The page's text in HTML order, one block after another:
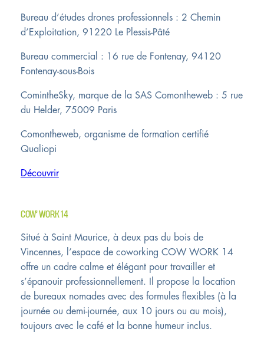
Bureau d’études drones professionnels : 2 Chemin
d’Exploitation, 91220 Le Plessis-Pâté
Bureau commercial : 16 rue de Fontenay, 94120
Fontenay-sous-Bois
ComintheSky, marque de la SAS Comontheweb : 5 rue
du Helder, 75009 Paris
Comontheweb, organisme de formation certifié
Qualiopi
Découvrir
COW’ WORK 14
Situé à Saint Maurice, à deux pas du bois de
Vincennes, l’espace de coworking COW WORK 14
offre un cadre calme et élégant pour travailler et
s’épanouir professionnellement. Il propose la location
de bureaux nomades avec des formules flexibles (à la
journée ou demi-journée, aux 10 jours ou au mois),
toujours avec le café et la bonne humeur inclus.